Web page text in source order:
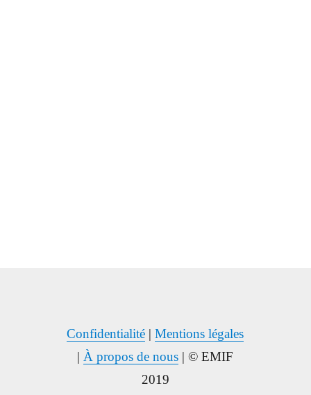
Confidentialité |Mentions légales
|À propos de nous | © EMIF
2019